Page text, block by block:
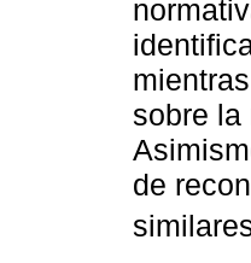
sobre
de